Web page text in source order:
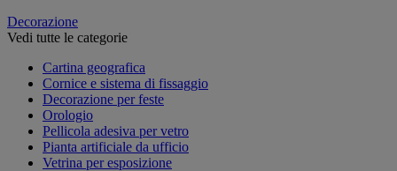
Decorazione
Vedi tutte le categorie
Cartina geografica
Cornice e sistema di fissaggio
Decorazione per feste
Orologio
Pellicola adesiva per vetro
Pianta artificiale da ufficio
Vetrina per esposizione